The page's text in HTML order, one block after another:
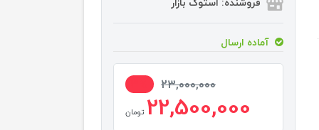
فروشنده: استوک بازار
آماده ارسال
23,000,000
22,500,000 تومان